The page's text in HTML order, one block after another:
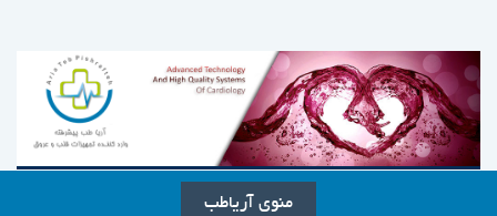
منوی آریاطب